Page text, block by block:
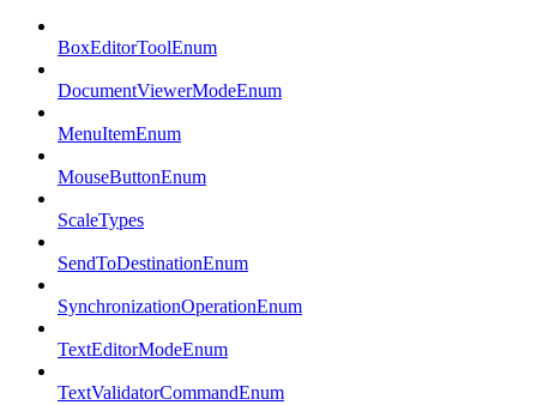
BoxEditorToolEnum
DocumentViewerModeEnum
MenuItemEnum
MouseButtonEnum
ScaleTypes
SendToDestinationEnum
SynchronizationOperationEnum
TextEditorModeEnum
TextValidatorCommandEnum